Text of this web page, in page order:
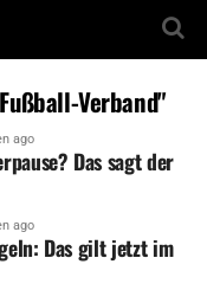
Verband"
ago
Das sagt der
ago
Das gilt jetzt im